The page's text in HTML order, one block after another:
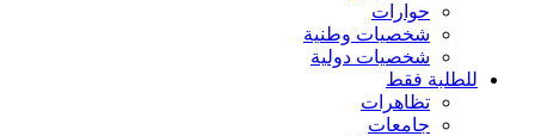
حوارات
شخصيات وطنية
شخصيات دولية
للطلبة فقط
تظاهرات
جامعات